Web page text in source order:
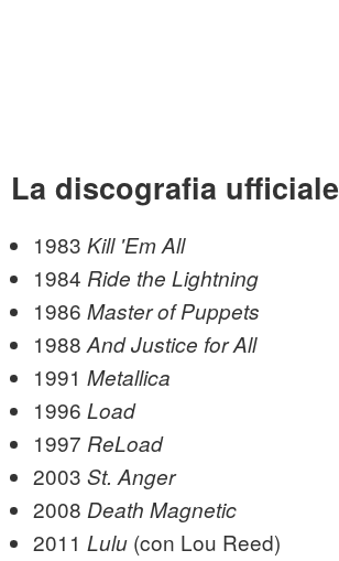
La discografia ufficiale
1983 Kill 'Em All
1984 Ride the Lightning
1986 Master of Puppets
1988 AndJustice for All
1991 Metallica
1996 Load
1997 ReLoad
2003 St. Anger
2008 Death Magnetic
2011 Lulu (con Lou Reed)